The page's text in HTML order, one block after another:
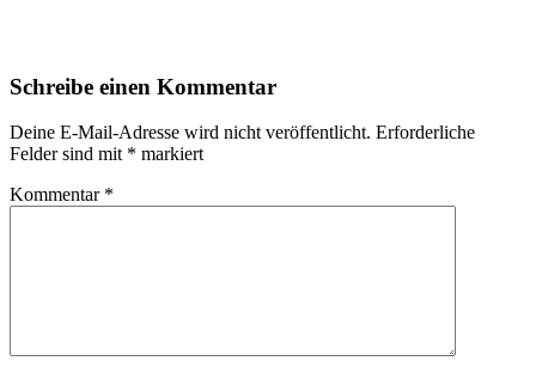
Schreibe einen Kommentar
Deine E-Mail-Adresse wird nicht veröffentlicht. Erforderliche
Felder sind mit * markiert
Kommentar *